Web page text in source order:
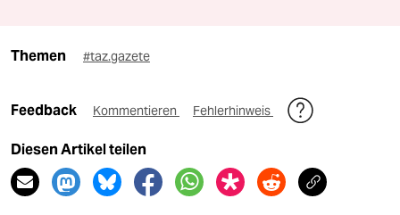
Themen #taz.gazete
Feedback Kommentieren Fehlerhinweis
Diesen Artikel teilen